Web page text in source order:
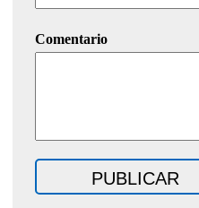
Comentario